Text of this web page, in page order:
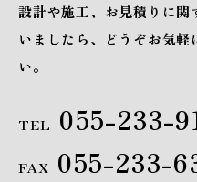
設計や施工、お見積りに関
いましたら、どうぞお気軽
い。
TEL 055-233-
FAX 055-233-